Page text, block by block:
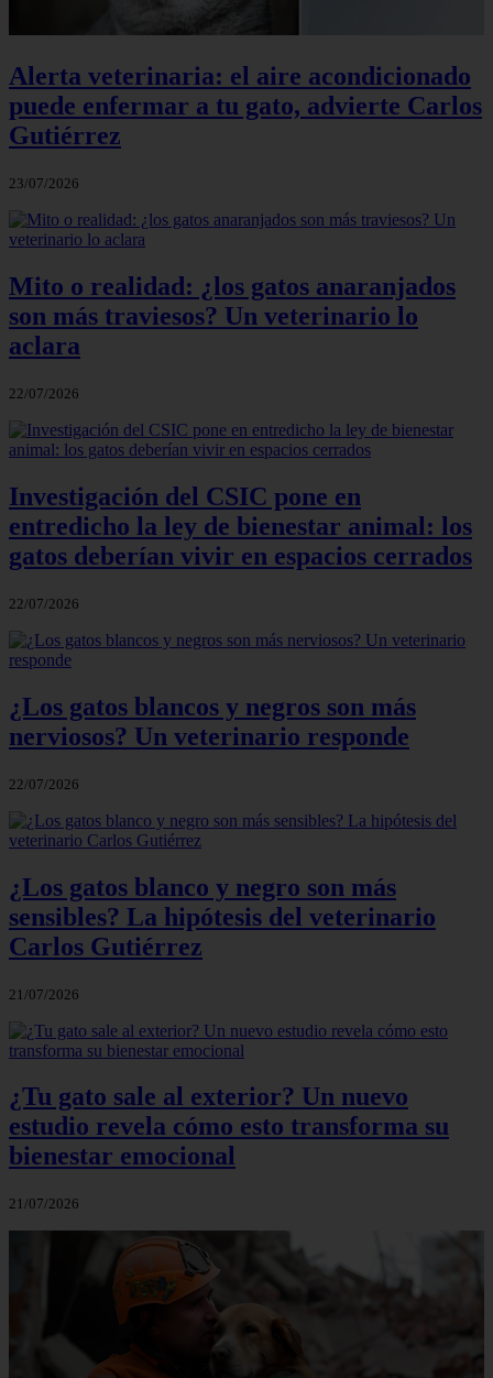
Alerta veterinaria: el aire acondicionado
puede enfermar a tu gato, advierte Carlos
Gutiérrez
23/07/2026
Mito o realidad: ¿los gatos anaranjados
son más traviesos? Un veterinario lo
aclara
22/07/2026
Investigación del CSIC pone en
entredicho la ley de bienestar animal: los
gatos deberían vivir en espacios cerrados
22/07/2026
¿Los gatos blancos y negros son más
nerviosos? Un veterinario responde
22/07/2026
¿Los gatos blanco y negro son más
sensibles? La hipótesis del veterinario
Carlos Gutiérrez
21/07/2026
¿Tu gato sale al exterior? Un nuevo
estudio revela cómo esto transforma su
bienestar emocional
21/07/2026